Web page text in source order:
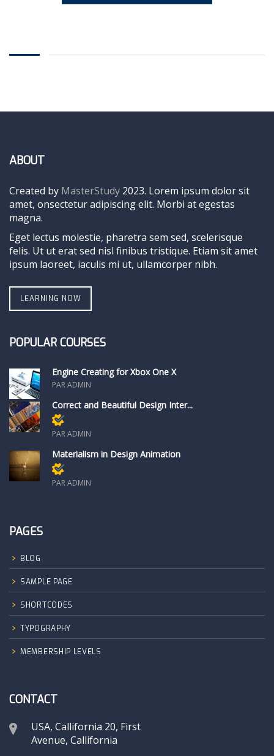
ABOUT
Created by MasterStudy 2023. Lorem ipsum dolor sit
amet, onsectetur adipiscing elit. Morbi at egestas
magna.
Eget lectus molestie, pharetra sem sed, scelerisque
felis. Ut ut erat sed nisl finibus tristique. Etiam sit amet
ipsum laoreet, iaculis mi ut, ullamcorper nibh.
LEARNING NOW
POPULAR COURSES
Engine Creating for Xbox One X
PAR ADMIN
Correct and Beautiful Design Inter...
PAR ADMIN
Materialism in Design Animation
PAR ADMIN
PAGES
BLOG
SAMPLE PAGE
SHORTCODES
TYPOGRAPHY
MEMBERSHIP LEVELS
CONTACT
USA, Callifornia 20, First
Avenue, Callifornia